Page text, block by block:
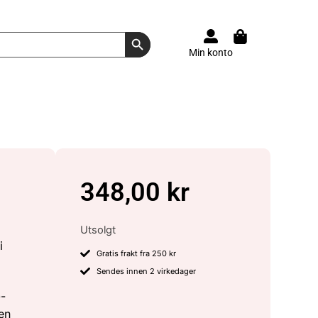
Search Button
Min konto
348,00 kr
Utsolgt
Gratis frakt fra 250 kr
Sendes innen 2 virkedager